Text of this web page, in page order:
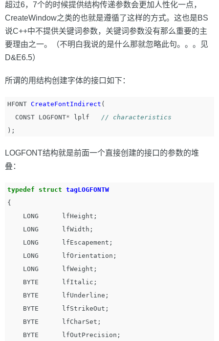
超过6，7个的时候提供结构传递参数会更加人性化一点，
CreateWindow之类的也就是遵循了这样的方式。这也是BS
说C++中不提供关键词参数，关键词参数没有那么重要的主
要理由之一。（不明白我说的是什么那就忽略此句。。。见
D&E6.5）
所谓的用结构创建字体的接口如下：
HFONT CreateFontIndirect (
CONST LOGFONT* lplf
// characteristics
);
LOGFONT结构就是前面一个直接创建的接口的参数的堆
叠：
typedef struct tagLOGFONTW
{
LONG
lfHeight ;
LONG
lfWidth ;
LONG
lfEscapement ;
LONG
lfOrientation ;
LONG
lfWeight ;
BYTE
lfItalic ;
BYTE
lfUnderline ;
BYTE
lfStrikeOut ;
BYTE
lfCharSet ;
BYTE
lfOutPrecision ;